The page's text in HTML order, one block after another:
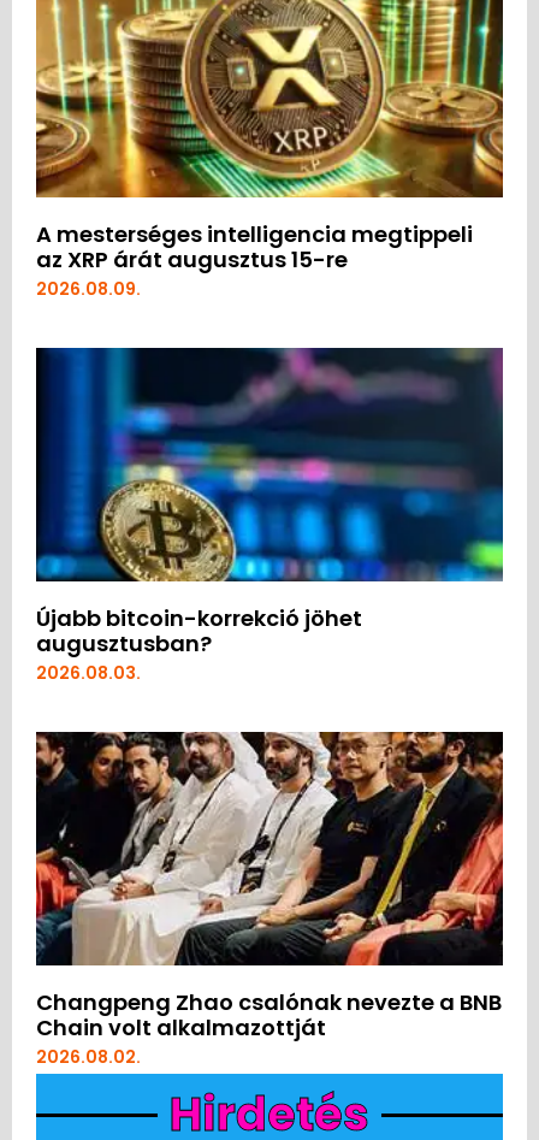
A mesterséges intelligencia megtippeli
az XRP árát augusztus 15-re
2026.08.09.
Újabb bitcoin-korrekció jöhet
augusztusban?
2026.08.03.
Changpeng Zhao csalónak nevezte a BNB
Chain volt alkalmazottját
2026.08.02.
Hirdetés